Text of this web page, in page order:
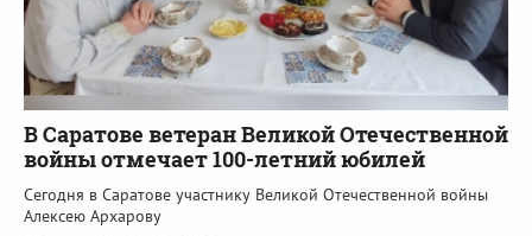
В Саратове ветеран Великой Отечественной
войны отмечает 100-летний юбилей
Сегодня в Саратове участнику Великой Отечественной войны
Алексею Архарову